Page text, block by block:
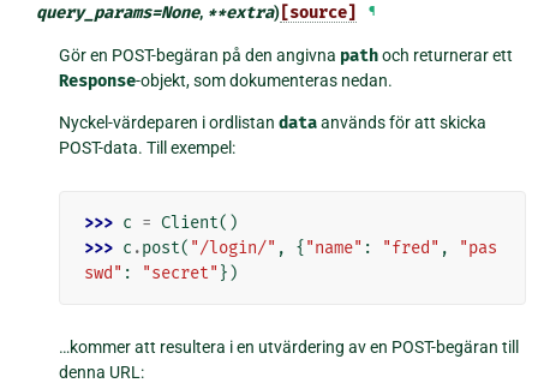
query_params=None, **extra)[source] ¶
Gör en POST-begäran på den angivna pathoch returnerar ett
Response-objekt, som dokumenteras nedan.
Nyckel-värdeparen i ordlistandataanvänds för att skicka
POST-data. Till exempel:
>>> c = Client()
>>> c .post( "/login/" , { "name" : "fred" ,
"pas
swd" : "secret" })
…kommer att resultera i en utvärdering av en POST-begäran till
denna URL: